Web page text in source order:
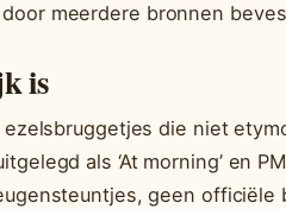
meerdere bronnen
is
ezelsbruggetjes die niet
als ‘At morning’ en
geen officiële